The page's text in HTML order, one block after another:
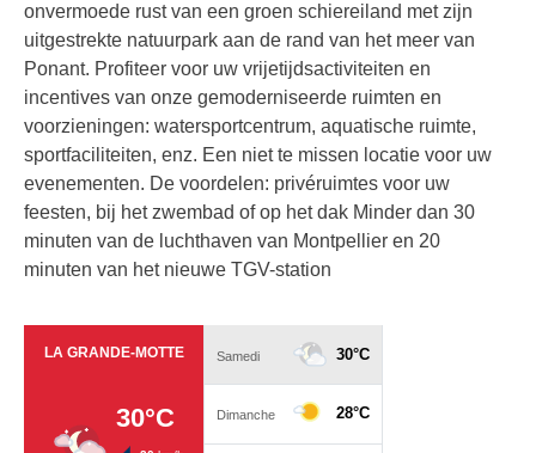
onvermoede rust van een groen schiereiland met zijn
uitgestrekte natuurpark aan de rand van het meer van
Ponant. Profiteer voor uw vrijetijdsactiviteiten en
incentives van onze gemoderniseerde ruimten en
voorzieningen: watersportcentrum, aquatische ruimte,
sportfaciliteiten, enz. Een niet te missen locatie voor uw
evenementen. De voordelen: privéruimtes voor uw
feesten, bij het zwembad of op het dak Minder dan 30
minuten van de luchthaven van Montpellier en 20
minuten van het nieuwe TGV-station